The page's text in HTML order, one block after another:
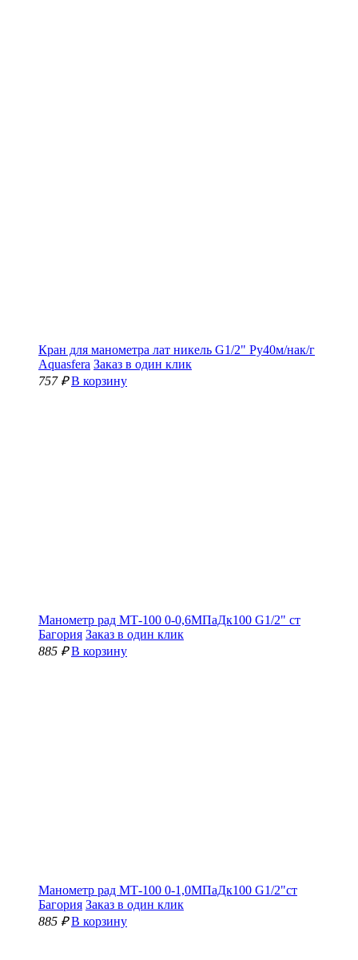
Кран для манометра лат никель G1/2" Ру40м/нак/г
Aquasfera Заказ в один клик
757 ₽ В корзину
Манометр рад МТ-100 0-0,6МПаДк100 G1/2" ст
Багория Заказ в один клик
885 ₽ В корзину
Манометр рад МТ-100 0-1,0МПаДк100 G1/2"ст
Багория Заказ в один клик
885 ₽ В корзину